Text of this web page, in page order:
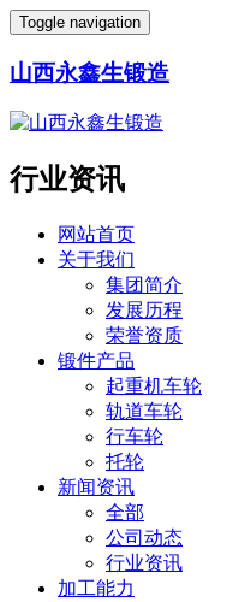
Toggle navigation
山西永鑫生锻造
行业资讯
网站首页
关于我们
集团简介
发展历程
荣誉资质
锻件产品
起重机车轮
轨道车轮
行车轮
托轮
新闻资讯
全部
公司动态
行业资讯
加工能力